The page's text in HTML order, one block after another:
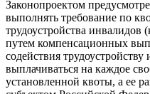
Законопроектом
выполнять требование по
трудоустройства инвалидов
путем компенсационных
содействия
выплачиваться на каждое
установленной квоты, а ее